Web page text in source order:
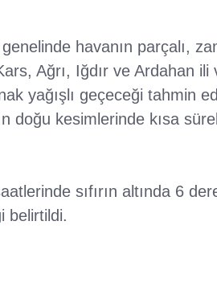
havanın parçalı,
Ağrı, Iğdır ve Ardahan ili
yağışlı geçeceği tahmin
doğu kesimlerinde kısa
sıfırın altında 6
belirtildi.